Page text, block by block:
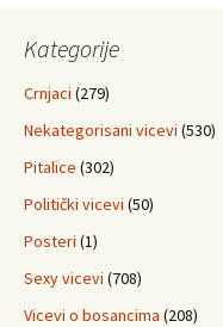
Kategorije
Crnjaci (279)
Nekategorisani vicevi (530)
Pitalice (302)
Politički vicevi (50)
Posteri (1)
Sexy vicevi (708)
Vicevi o bosancima (208)